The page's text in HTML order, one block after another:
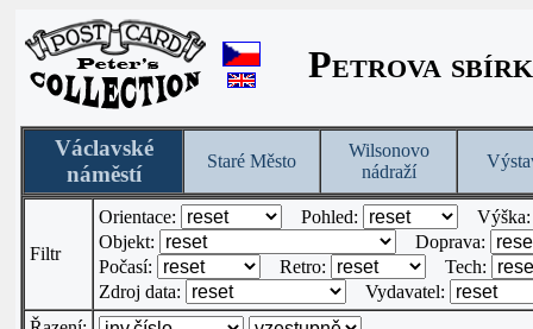
Petrova
Václavské
náměstí
Staré Město
Wilsonovo
nádraží
Filtr
Orientace: Pohled:
Objekt:
Doprava:
Počasí:
Retro:
Tech:
Zdroj data:
Vydavatel: